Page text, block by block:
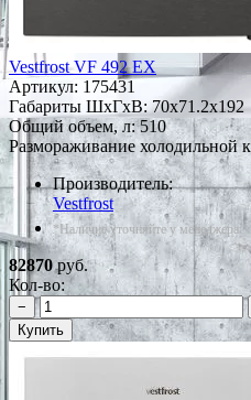
Vestfrost VF 492 EX
Артикул: 175431
Габариты ШxГxВ: 70x71.2x192
Общий объем, л: 510
Размораживание холодильной
Производитель:
Vestfrost
*Наличие уточняйте у менеджера
82870руб.
Кол-во:
−
Купить